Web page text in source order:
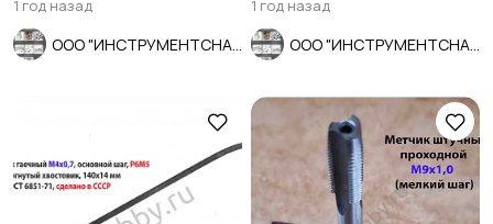
1 год назад
1 год назад